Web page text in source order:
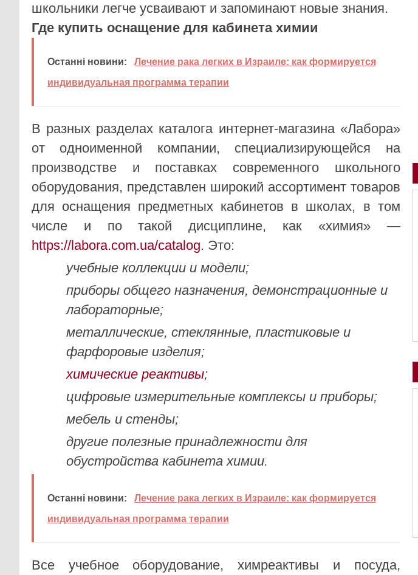
школьники легче усваивают и запоминают новые знания.
Где купить оснащение для кабинета химии
Останні новини:
Лечение рака легких в Израиле: как формируется
индивидуальная программа терапии
В разных разделах каталога интернет-магазина «Лабора»
от одноименной компании, специализирующейся на
производстве и поставках современного школьного
оборудования, представлен широкий ассортимент товаров
для оснащения предметных кабинетов в школах, в том
числе и по такой дисциплине, как «химия» —
https://labora.com.ua/catalog. Это:
учебные коллекции и модели;
приборы общего назначения, демонстрационные и
лабораторные;
металлические, стеклянные, пластиковые и
фарфоровые изделия;
химические реактивы;
цифровые измерительные комплексы и приборы;
мебель и стенды;
другие полезные принадлежности для
обустройства кабинета химии.
Останні новини:
Лечение рака легких в Израиле: как формируется
индивидуальная программа терапии
Все учебное оборудование, химреактивы и посуда,